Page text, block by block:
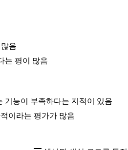
음
는 평이 많음
기능이 부족하다는 지적이 있음
이라는 평가가 많음